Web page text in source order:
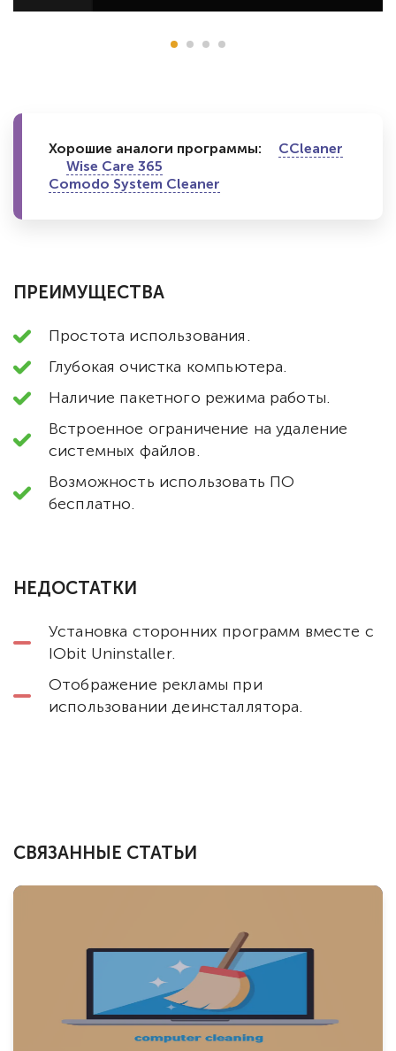
Хорошие аналоги программы:
CCleaner
Wise Care 365
Comodo System Cleaner
ПРЕИМУЩЕСТВА
Простота использования.
Глубокая очистка компьютера.
Наличие пакетного режима работы.
Встроенное ограничение на удаление
системных файлов.
Возможность использовать ПО
бесплатно.
НЕДОСТАТКИ
Установка сторонних программ вместе с
IObit Uninstaller.
Отображение рекламы при
использовании деинсталлятора.
СВЯЗАННЫЕ СТАТЬИ